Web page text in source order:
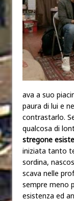
ava a suo
paura di lui e
contrastarlo.
qualcosa di
stregone
iniziata tanto
sordina,
scava nelle
sempre meno
esistenza ed